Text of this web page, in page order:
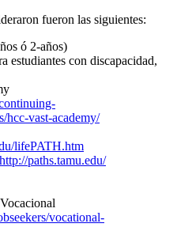
fueron las siguientes:
ó 2-años)
estudiantes con discapacidad,
hcc-vast-academy/
lifePATH.htm
http://paths.tamu.edu/
vocational-